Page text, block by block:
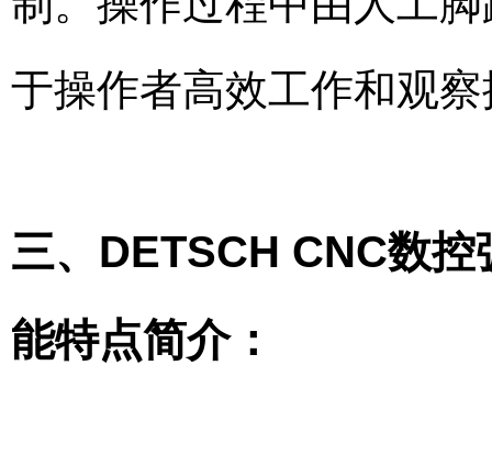
于操作者高效工作和观
三、DETSCH CNC数
能特点简介：